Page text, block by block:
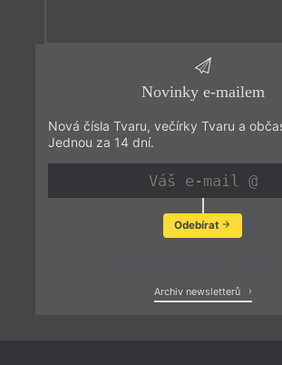
Novinky e-mailem
Nová čísla Tvaru, večírky Tvaru a
Jednou za 14 dní.
Odebírat
Archiv newsletterů